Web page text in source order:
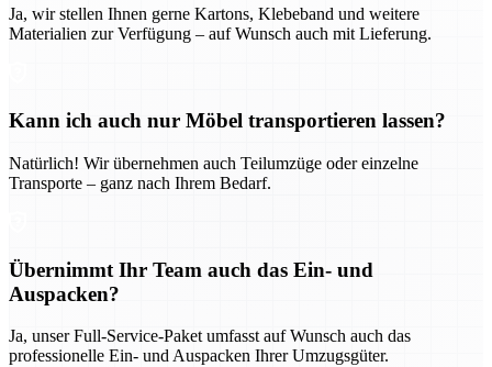
Ja, wir stellen Ihnen gerne Kartons, Klebeband und weitere
Materialien zur Verfügung – auf Wunsch auch mit Lieferung.
Kann ich auch nur Möbel transportieren lassen?
Natürlich! Wir übernehmen auch Teilumzüge oder einzelne
Transporte – ganz nach Ihrem Bedarf.
Übernimmt Ihr Team auch das Ein- und
Auspacken?
Ja, unser Full-Service-Paket umfasst auf Wunsch auch das
professionelle Ein- und Auspacken Ihrer Umzugsgüter.